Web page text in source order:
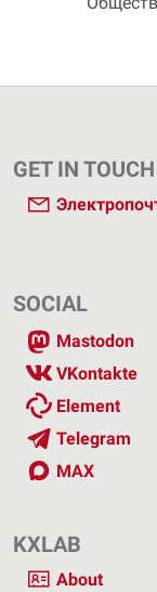
GET IN TOUCH
SOCIAL
Mastodon
VKontakte
Element
Telegram
MAX
KXLAB
About